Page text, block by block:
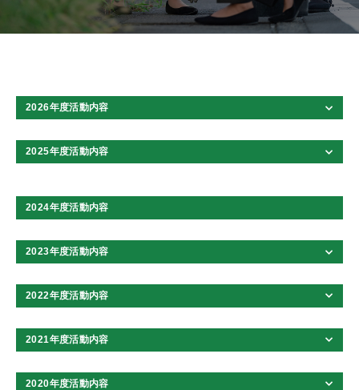
2026年度活動内容
2025年度活動内容
2024年度活動内容
2023年度活動内容
2022年度活動内容
2021年度活動内容
2020年度活動内容